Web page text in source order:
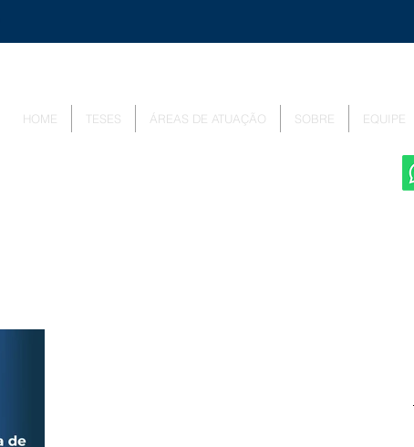
HOME TESES ÁREAS DE ATUAÇÃO SOBRE EQUIPE